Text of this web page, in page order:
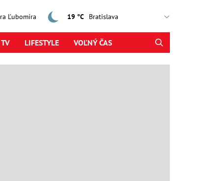
Ľubomíra 19 °C
LIFESTYLE VOĽNÝ ČAS